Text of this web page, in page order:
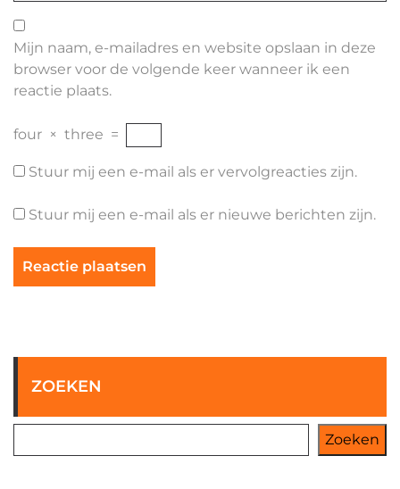
Mijn naam, e-mailadres en website opslaan in deze
browser voor de volgende keer wanneer ik een
reactie plaats.
four × three =
Stuur mij een e-mail als er vervolgreacties zijn.
Stuur mij een e-mail als er nieuwe berichten zijn.
ZOEKEN
Zoeken